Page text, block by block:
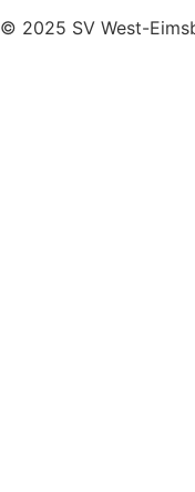
© 2025 SV West-